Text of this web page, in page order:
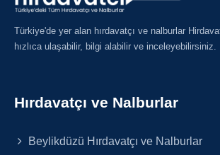
Türkiye'de yer alan hırdavatçı ve nalburlar
hızlıca ulaşabilir, bilgi alabilir ve inceleyebilirsiniz.
Hırdavatçı ve Nalburlar
Beylikdüzü Hırdavatçı ve Nalburlar